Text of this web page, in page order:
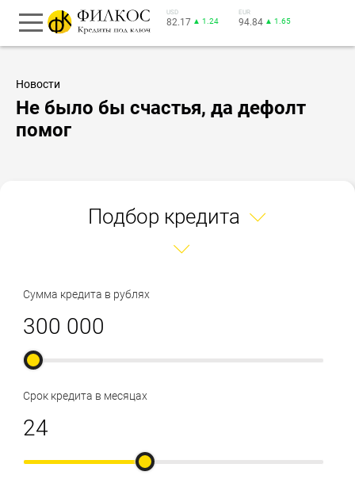
USD
82.17 ▲ 1.24
EUR
94.84 ▲ 1.65
Новости
Не было бы счастья, да дефолт
помог
Подбор кредита
Сумма кредита в рублях
Срок кредита в месяцах